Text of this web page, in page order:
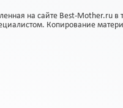
на сайте Best-Mother.ru
Копирование